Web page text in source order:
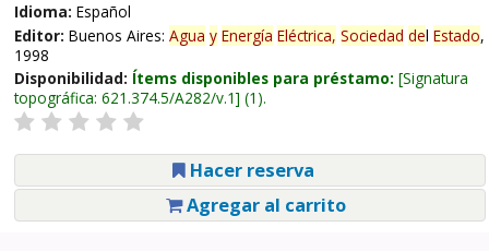
Idioma: Español
Editor: Buenos Aires: Agua y Energía Eléctrica, Sociedad del Estado,
1998
Disponibilidad: Ítems disponibles para préstamo: Signatura
topográfica: 621.374.5/A282/v.1 (1).
Hacer reserva
Agregar al carrito